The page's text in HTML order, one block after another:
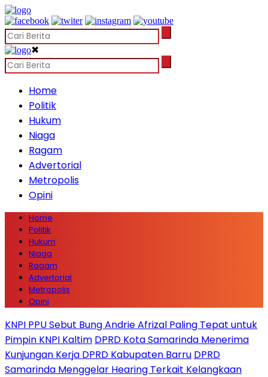
✖
Home
Politik
Hukum
Niaga
Ragam
Advertorial
Metropolis
Opini
Home
Politik
Hukum
Niaga
Ragam
Advertorial
Metropolis
Opini
KNPI PPU Sebut Bung Andrie Afrizal Paling Tepat untuk
Pimpin KNPI Kaltim DPRD Kota Samarinda Menerima
Kunjungan Kerja DPRD Kabupaten Barru DPRD
Samarinda Menggelar Hearing Terkait Kelangkaan